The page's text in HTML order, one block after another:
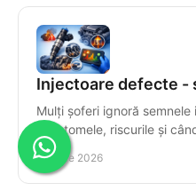
Injectoare defecte -
Mulți șoferi ignoră
simptomele, riscurile și
locul înlocuirii.
16 iunie 2026